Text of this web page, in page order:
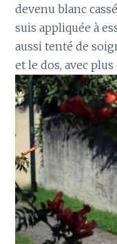
devenu blanc
suis appliquée à
aussi tenté de
et le dos, avec